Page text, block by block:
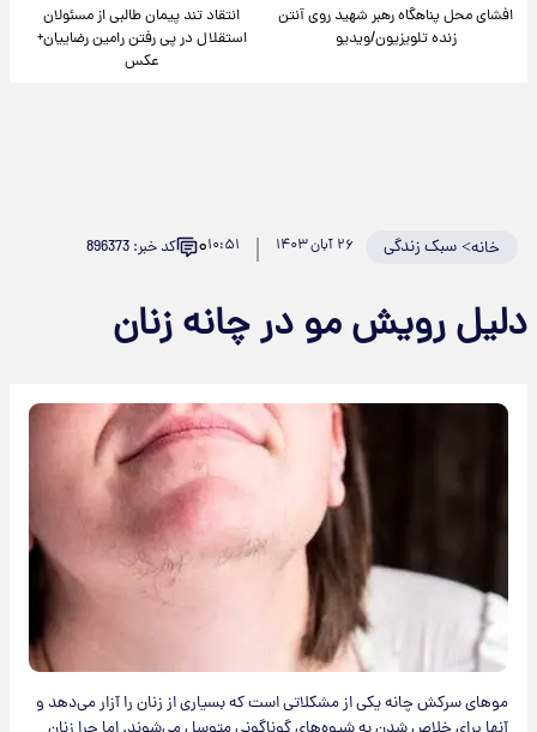
افشای محل پناهگاه‌ رهبر شهید روی آنتن
زنده تلویزیون/ویدیو
انتقاد تند پیمان طالبی از مسئولان
استقلال در پی رفتن رامین رضاییان+
عکس
خانه>سبک زندگی ۲۶ آبان ۱۴۰۳ ۱۰:۵۱۰ کد خبر: 896373
دلیل رویش مو در چانه زنان
موهای سرکش چانه یکی از مشکلاتی است که بسیاری از زنان را آزار می‌دهد و